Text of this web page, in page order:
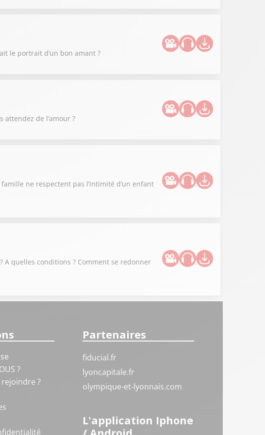
le portrait d’un bon amant ?
attendez de l’amour ?
ne respectent pas l’intimité d’un enfant
quelles conditions ? Comment se redonner
?
?
Partenaires
fiducial.fr
lyoncapitale.fr
olympique-et-lyonnais.com
L'application Iphone